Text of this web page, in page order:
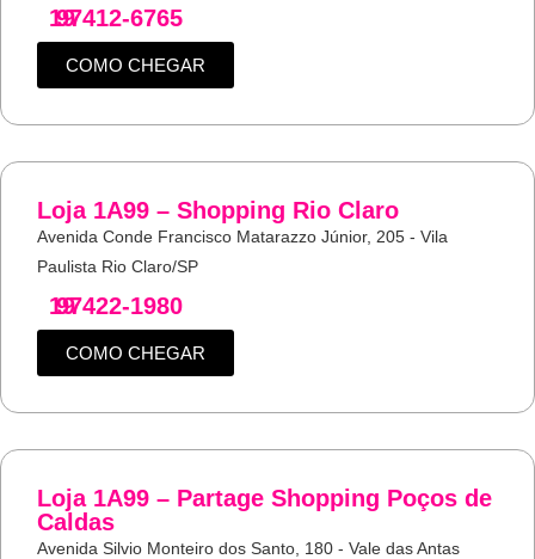
19
97412-6765
COMO CHEGAR
Loja 1A99 – Shopping Rio Claro
Avenida Conde Francisco Matarazzo Júnior, 205 - Vila
Paulista Rio Claro/SP
19
97422-1980
COMO CHEGAR
Loja 1A99 – Partage Shopping Poços de
Caldas
Avenida Silvio Monteiro dos Santo, 180 - Vale das Antas